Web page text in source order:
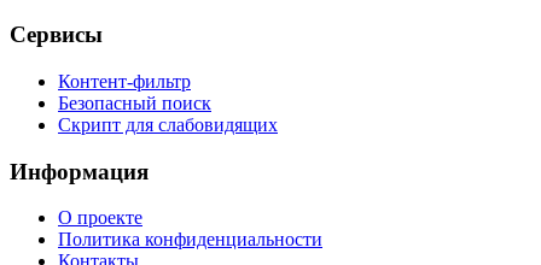
Сервисы
Контент-фильтр
Безопасный поиск
Скрипт для слабовидящих
Информация
О проекте
Политика конфиденциальности